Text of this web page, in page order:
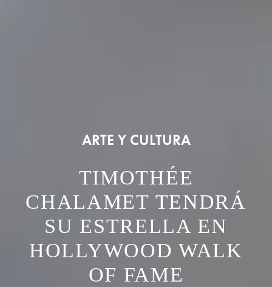
ARTE Y CULTURA
TIMOTHÉE
CHALAMET TENDRÁ
SU ESTRELLA EN
HOLLYWOOD WALK
OF FAME